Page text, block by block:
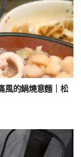
風的鍋燒意麵｜松